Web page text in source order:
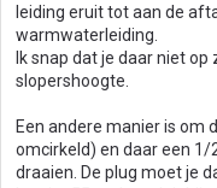
leiding eruit tot aan de
warmwaterleiding.
Ik snap dat je daar niet
slopershoogte.
Een andere manier is om
omcirkeld) en daar een 1/
draaien. De plug moet je